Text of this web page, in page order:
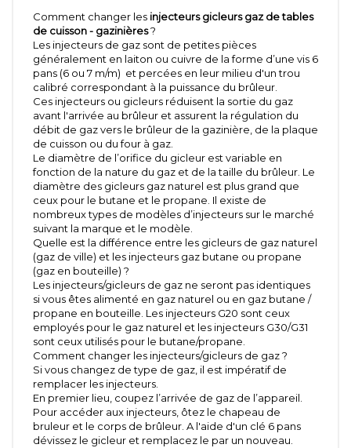
Comment changer les injecteurs gicleurs gaz de tables
de cuisson - gazinières?
Les injecteurs de gaz sont de petites pièces
généralement en laiton ou cuivre de la forme d’une vis 6
pans (6 ou 7 m/m) et percées en leur milieu d'un trou
calibré correspondant à la puissance du brûleur.
Ces injecteurs ou gicleurs réduisent la sortie du gaz
avant l'arrivée au brûleur et assurent la régulation du
débit de gaz vers le brûleur de la gazinière, de la plaque
de cuisson ou du four à gaz.
Le diamètre de l’orifice du gicleur est variable en
fonction de la nature du gaz et de la taille du brûleur. Le
diamètre des gicleurs gaz naturel est plus grand que
ceux pour le butane et le propane. Il existe de
nombreux types de modèles d’injecteurs sur le marché
suivant la marque et le modèle.
Quelle est la différence entre les gicleurs de gaz naturel
(gaz de ville) et les injecteurs gaz butane ou propane
(gaz en bouteille) ?
Les injecteurs/gicleurs de gaz ne seront pas identiques
si vous êtes alimenté en gaz naturel ou en gaz butane /
propane en bouteille. Les injecteurs G20 sont ceux
employés pour le gaz naturel et les injecteurs G30/G31
sont ceux utilisés pour le butane/propane.
Comment changer les injecteurs/gicleurs de gaz ?
Si vous changez de type de gaz, il est impératif de
remplacer les injecteurs.
En premier lieu, coupez l’arrivée de gaz de l’appareil.
Pour accéder aux injecteurs, ôtez le chapeau de
bruleur et le corps de brûleur. A l'aide d'un clé 6 pans
dévissez le gicleur et remplacez le par un nouveau.